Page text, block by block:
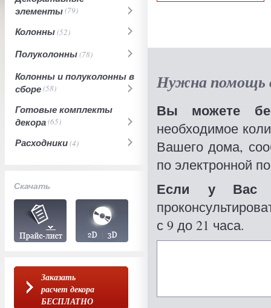
элементы(79)
Колонны(52)
Полуколонны(78)
Колонны и полуколонны в
сборе(58)
Готовые комплекты
декора(65)
Расходники(4)
Скачать
Заказать
расчет декора
БЕСПЛАТНО
Нужна помощь
Вы можете
необходимое
Вашего дома,
по электронной
Если у Вас
с 9 до 21 часа.